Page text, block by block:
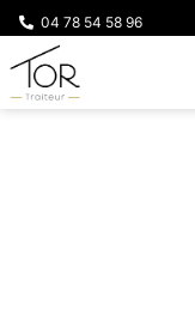
04 78 54 58 96